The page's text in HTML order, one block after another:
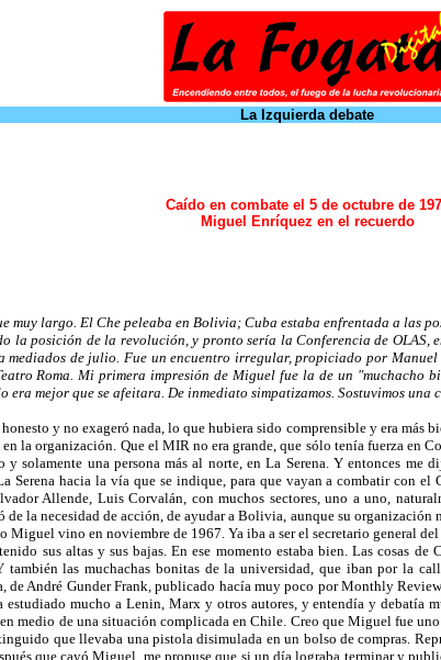
La Izquierda debate
Caído en combate el 5 de octubre de
Miguel Enríquez en el recuerdo
muy largo. El Che peleaba en Bolivia; Cuba estaba enfrentada a las
la posición de la revolución, y pronto sería la Conferencia de OLAS,
mediados de julio. Fue un encuentro irregular, propiciado por
Roma. Mi primera impresión de Miguel fue la de un "muchacho
era mejor que se afeitara. De inmediato simpatizamos. Sostuvimos una
y no exageró nada, lo que hubiera sido comprensible y era más
la organización. Que el MIR no era grande, que sólo tenía fuerza en
solamente una persona más al norte, en La Serena. Y entonces
Serena hacia la vía que se indique, para que vayan a combatir con
Allende, Luis Corvalán, con muchos sectores, uno a uno,
la necesidad de acción, de ayudar a Bolivia, aunque su
Miguel vino en noviembre de 1967. Ya iba a ser el secretario general
sus altas y sus bajas. En ese momento estaba bien. Las cosas
también las muchachas bonitas de la universidad, que iban por la
André Gunder Frank, publicado hacía muy poco por Monthly
mucho a Lenin, Marx y otros autores, y entendía y debatía
medio de una situación complicada en Chile. Creo que Miguel fue
que llevaba una pistola disimulada en un bolso de compras.
que cayó Miguel, me propuse que si un día lograba terminar y